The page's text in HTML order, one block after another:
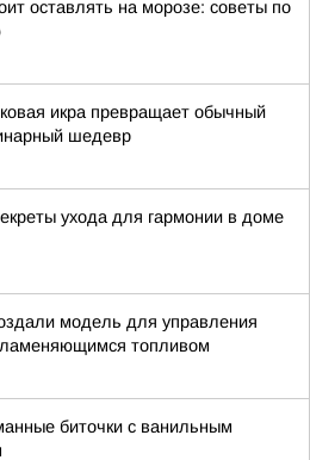
оставлять на морозе: советы по
икра превращает обычный
шедевр
ухода для гармонии в доме
модель для управления
топливом
биточки с ванильным